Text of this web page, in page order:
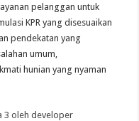
pelanggan untuk
KPR yang disesuaikan
pendekatan yang
umum,
hunian yang nyaman
3 oleh developer